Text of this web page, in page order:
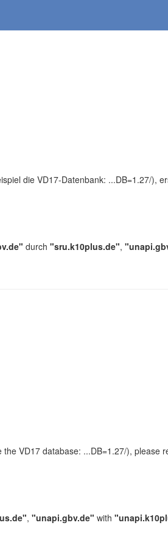
die VD17-Datenbank: ...DB=1.27/),
durch "sru.k10plus.de",
VD17 database: ...DB=1.27/), please
, "unapi.gbv.de" with